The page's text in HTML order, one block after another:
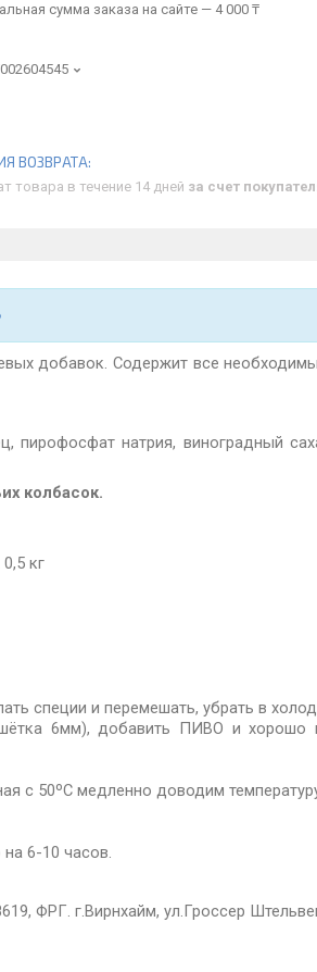
сумма заказа на сайте — 4 000 ₸
товара в течение 14 дней за счет
добавок. Содержит все
пирофосфат натрия, виноградный
колбасок.
кг
специи и перемешать, убрать в
6мм), добавить ПИВО и хорошо
с 50ºС медленно доводим
6-10 часов.
ФРГ. г.Вирнхайм, ул.Гроссер